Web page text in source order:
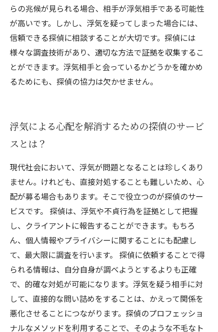
らの兆候が見られる場合、相手が浮気相手である可能性
が高いです。しかし、浮気を疑ってしまった場合には、
信頼できる探偵に相談することが大切です。探偵には
様々な調査技術があり、適切な方法で証拠を収集するこ
とができます。浮気相手と会っているかどうかを確かめ
るためにも、探偵の協力は欠かせません。
浮気による心配を解消するための探偵のサービ
スとは？
現代社会において、浮気が問題となることは珍しくあり
ません。けれども、直接対処することも難しいため、心
配が募る場合もあります。そこで役立つのが探偵のサー
ビスです。 探偵は、浮気や不貞行為を証拠として把握
し、クライアントに報告することができます。もちろ
ん、個人情報やプライバシーに関することにも配慮し
て、最大限に調査を行います。 探偵に依頼することで得
られる情報は、自分自身が調べようとするよりも正確
で、的確な対処が可能になります。浮気を疑う相手に対
して、直接的な問い詰めをすることは、かえって関係を
悪化させることにつながります。探偵のプロフェッショ
ナルなメソッドを利用することで、そのような不毛なト